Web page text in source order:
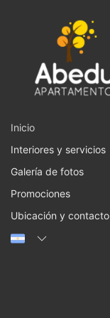
Inicio
Interiores y servicios
Galería de fotos
Promociones
Ubicación y contacto